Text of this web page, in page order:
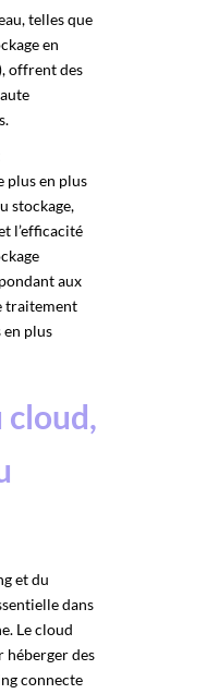
telles que
en
offrent des
plus en plus
stockage,
l’efficacité
aux
traitement
en plus
et du
dans
Le cloud
des
connecte